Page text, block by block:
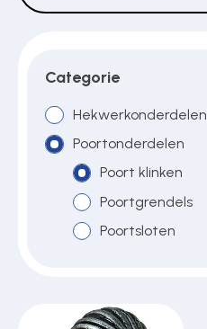
Toegangscontrole
Toegangsverlening
Voedingen
Over ons
Categorie
Hekwerkonderdelen
Poortonderdelen
Poort klinken
Poortgrendels
Poortsloten